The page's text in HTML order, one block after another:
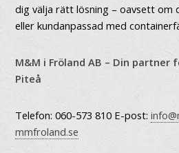
dig välja rätt lösning – oavsett om
eller kundanpassad med
M&M i Fröland AB – Din partner
Piteå
Telefon: 060-573 810 E-post:
mmfroland.se